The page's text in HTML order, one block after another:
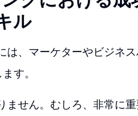
ル
は、マーケターやビジネ
す。
せん。むしろ、非常に